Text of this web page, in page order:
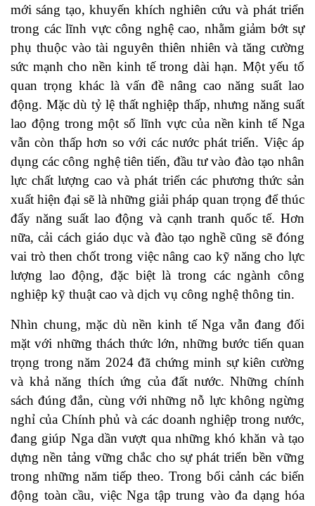
mới sáng tạo, khuyến khích nghiên cứu và phát triển
trong các lĩnh vực công nghệ cao, nhằm giảm bớt sự
phụ thuộc vào tài nguyên thiên nhiên và tăng cường
sức mạnh cho nền kinh tế trong dài hạn. Một yếu tố
quan trọng khác là vấn đề nâng cao năng suất lao
động. Mặc dù tỷ lệ thất nghiệp thấp, nhưng năng suất
lao động trong một số lĩnh vực của nền kinh tế Nga
vẫn còn thấp hơn so với các nước phát triển. Việc áp
dụng các công nghệ tiên tiến, đầu tư vào đào tạo nhân
lực chất lượng cao và phát triển các phương thức sản
xuất hiện đại sẽ là những giải pháp quan trọng để thúc
đẩy năng suất lao động và cạnh tranh quốc tế. Hơn
nữa, cải cách giáo dục và đào tạo nghề cũng sẽ đóng
vai trò then chốt trong việc nâng cao kỹ năng cho lực
lượng lao động, đặc biệt là trong các ngành công
nghiệp kỹ thuật cao và dịch vụ công nghệ thông tin.
Nhìn chung, mặc dù nền kinh tế Nga vẫn đang đối
mặt với những thách thức lớn, những bước tiến quan
trọng trong năm 2024 đã chứng minh sự kiên cường
và khả năng thích ứng của đất nước. Những chính
sách đúng đắn, cùng với những nỗ lực không ngừng
nghỉ của Chính phủ và các doanh nghiệp trong nước,
đang giúp Nga dần vượt qua những khó khăn và tạo
dựng nền tảng vững chắc cho sự phát triển bền vững
trong những năm tiếp theo. Trong bối cảnh các biến
động toàn cầu, việc Nga tập trung vào đa dạng hóa